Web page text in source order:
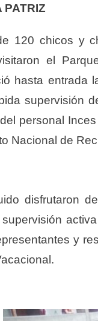
PATRIZ
120 chicos y
el
hasta entrada
supervisión
personal
Nacional de
disfrutaron
y